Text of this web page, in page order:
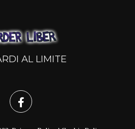
AL LIMITE